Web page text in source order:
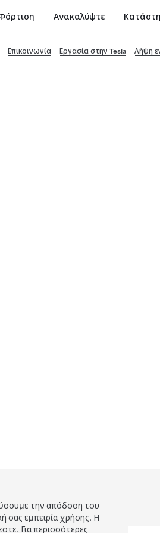
Ανακαλύψτε
Επικοινωνία Εργασία στην Tesla Λήψη
την απόδοση του
σας εμπειρία χρήσης. Η
Για περισσότερες